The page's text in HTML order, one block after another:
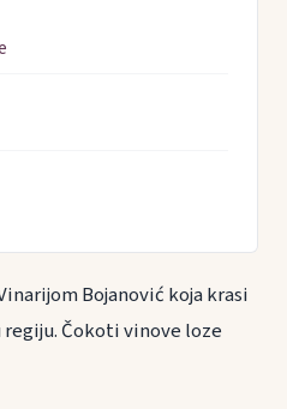
Bojanović koja krasi
Čokoti vinove loze